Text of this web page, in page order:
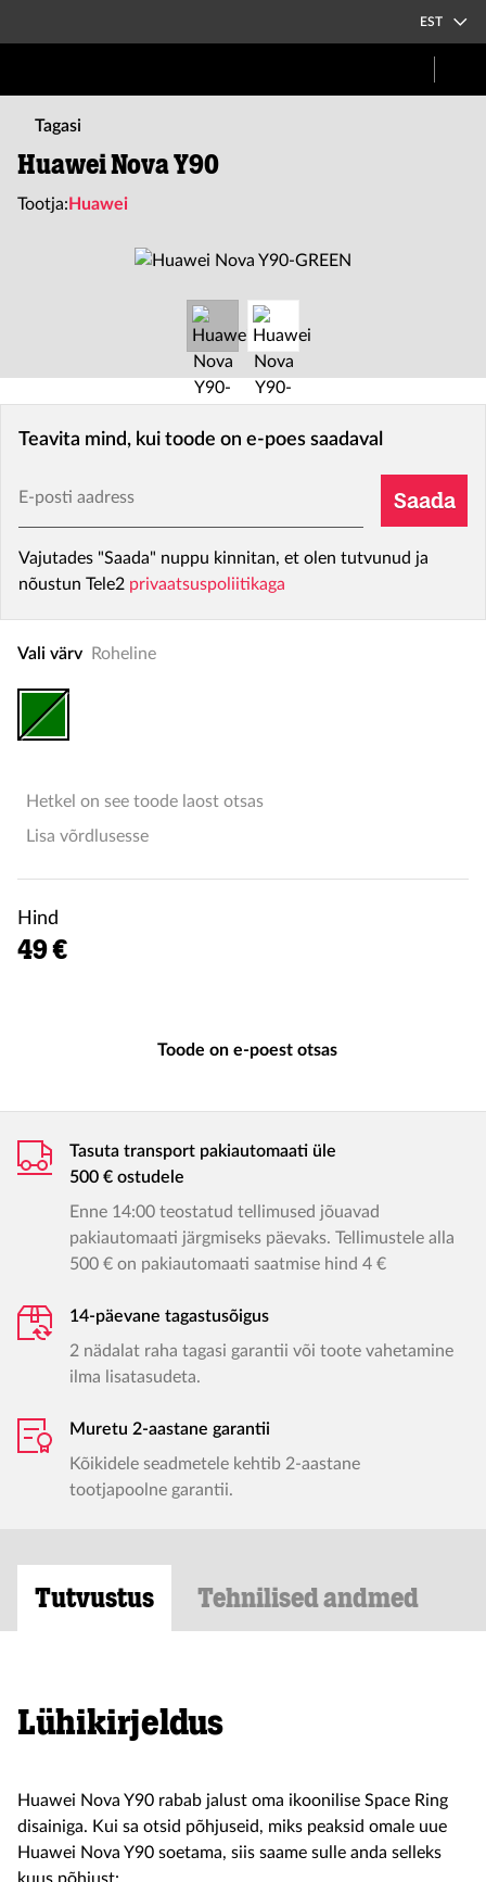
EST
Tagasi
Huawei Nova Y90
Tootja: Huawei
Teavita mind, kui toode on e-poes saadaval
E-posti aadress
Saada
Vajutades "Saada" nuppu kinnitan, et olen tutvunud ja
nõustun Tele2 privaatsuspoliitikaga
Vali värv Roheline
Hetkel on see toode laost otsas
Lisa võrdlusesse
Hind
49 €
Toode on e-poest otsas
Tasuta transport pakiautomaati üle
500 € ostudele
Enne 14:00 teostatud tellimused jõuavad
pakiautomaati järgmiseks päevaks. Tellimustele alla
500 € on pakiautomaati saatmise hind 4 €
14-päevane tagastusõigus
2 nädalat raha tagasi garantii või toote vahetamine
ilma lisatasudeta.
Muretu 2-aastane garantii
Kõikidele seadmetele kehtib 2-aastane
tootjapoolne garantii.
Tutvustus Tehnilised andmed
Lühikirjeldus
Huawei Nova Y90 rabab jalust oma ikoonilise Space Ring
disainiga. Kui sa otsid põhjuseid, miks peaksid omale uue
Huawei Nova Y90 soetama, siis saame sulle anda selleks